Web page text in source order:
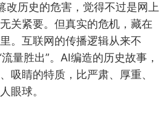
改历史的危害，觉得不过是网上
关紧要。但真实的危机，藏在
。互联网的传播逻辑从来不
量胜出”。AI编造的历史故事，
吸睛的特质，比严肃、厚重、
眼球。